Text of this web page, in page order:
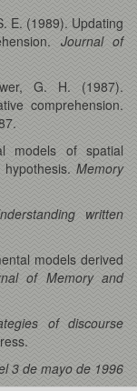
E. (1989). Updating
Journal of
G. H. (1987).
comprehension.
models of spatial
Memory
written
models derived
of Memory and
of discourse
3 de mayo de 1996